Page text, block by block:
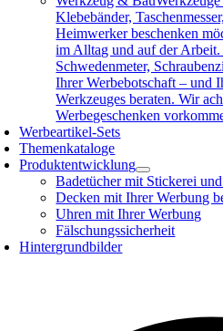
Klebebänder,
Heimwerker beschenken
im Alltag und auf der Arbeit.
Schwedenmeter,
Ihrer Werbebotschaft – und
Werkzeuges beraten. Wir
Werbegeschenken
Werbeartikel-Sets
Themenkataloge
Produktentwicklung
Badetücher mit Stickerei
Decken mit Ihrer Werbung
Uhren mit Ihrer Werbung
Fälschungssicherheit
Hintergrundbilder